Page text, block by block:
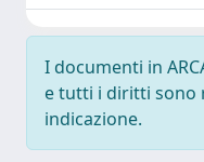
I documenti in
e tutti i diritti sono
indicazione.